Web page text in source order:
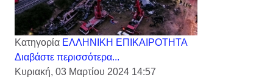
Κατηγορία ΕΛΛΗΝΙΚΗ ΕΠΙΚΑΙΡΟΤΗΤΑ
Διαβάστε περισσότερα...
Κυριακή, 03 Μαρτίου 2024 14:57